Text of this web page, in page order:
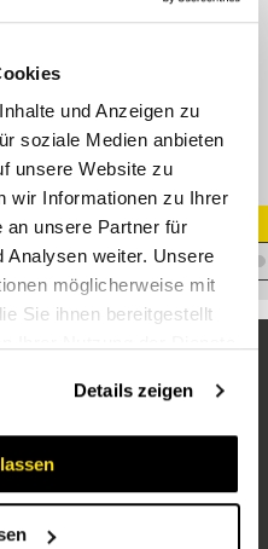
und Anzeigen zu
soziale Medien anbieten
unsere Website zu
wir Informationen zu Ihrer
an unsere Partner für
Analysen weiter. Unsere
möglicherweise mit
Sie ihnen bereitgestellt
Details zeigen
Sicherheit)